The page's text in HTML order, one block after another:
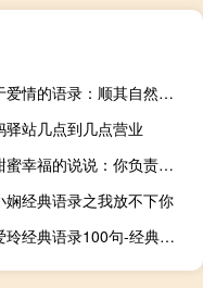
关于爱情的语录：顺其自然的另外一种诠释就是不在乎
驿站几点到几点营业
最甜蜜幸福的说说：你负责美丽妖艳，我负责努力赚钱
娴经典语录之我放不下你
张爱玲经典语录100句-经典语录